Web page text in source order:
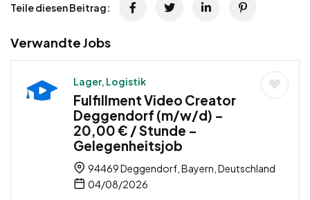
Teile diesen Beitrag:
Verwandte Jobs
Lager, Logistik
Fulfillment Video Creator
Deggendorf (m/w/d) –
20,00 € / Stunde –
Gelegenheitsjob
94469 Deggendorf, Bayern, Deutschland
04/08/2026